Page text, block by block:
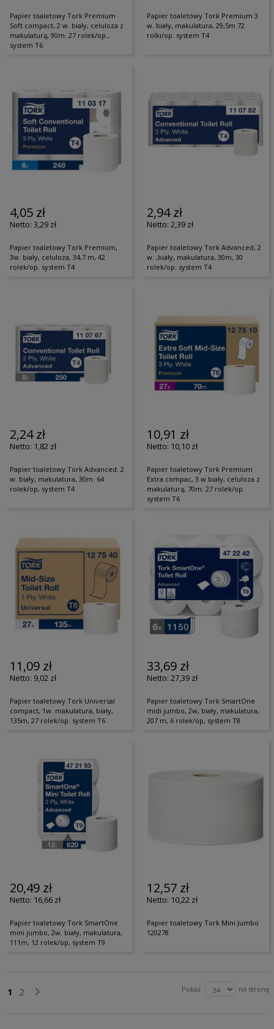
Papier toaletowy Tork Premium
Soft compact, 2 w. biały, celuloza z
makulaturą, 90m. 27 rolek/op.,
system T6
Papier toaletowy Tork Premium 3
w. biały, makulatura, 29,5m 72
rolki/op. system T4
4,05 zł
3,29 zł
Papier toaletowy Tork Premium,
3w. biały, celuloza, 34,7 m, 42
rolek/op. system T4
2,94 zł
2,39 zł
Papier toaletowy Tork Advanced, 2
w. ,biały, makulatura, 30m, 30
rolek/op. system T4
2,24 zł
1,82 zł
Papier toaletowy Tork Advanced. 2
w. biały, makulatura, 30m. 64
rolek/op, system T4
10,91 zł
10,10 zł
Papier toaletowy Tork Premium
Extra compac, 3 w.biały, celuloza z
makulaturą, 70m. 27 rolek/op.
system T6
11,09 zł
9,02 zł
Papier toaletowy Tork Universal
compact, 1w. makulatura, biały,
135m, 27 rolek/op. system T6
33,69 zł
27,39 zł
Papier toaletowy Tork SmartOne
midi jumbo, 2w, biały, makulatura,
207 m, 6 rolek/op, system T8
20,49 zł
16,66 zł
Papier toaletowy Tork SmartOne
mini jumbo, 2w. biały, makulatura,
111m, 12 rolek/op, system T9
12,57 zł
10,22 zł
Papier toaletowy Tork Mini Jumbo
120278
Aktualnie czytasz stronę
1 Strona
2 Strona
Przejdź Dalej Pokaż na stronę